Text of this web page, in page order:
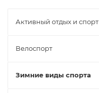
Активный отдых и спорт
Велоспорт
Зимние виды спорта